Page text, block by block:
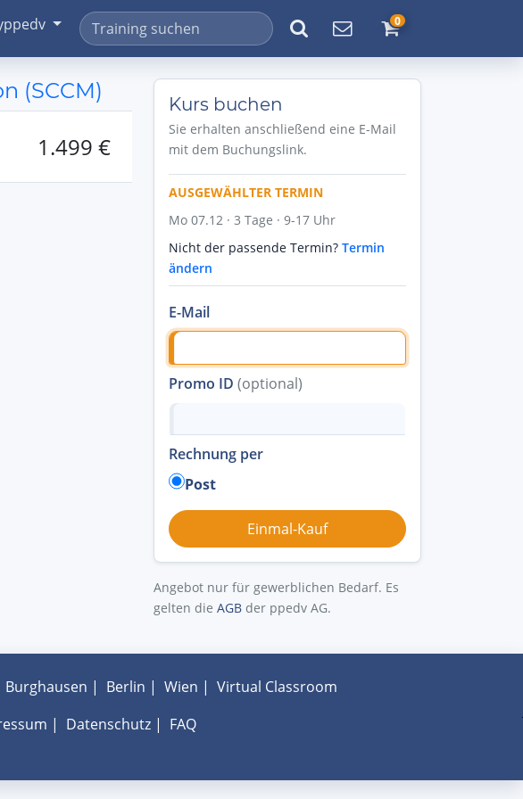
0
(SCCM)
1.499 €
Kurs buchen
Sie erhalten anschließend eine E-Mail
mit dem Buchungslink.
AUSGEWÄHLTER TERMIN
Mo 07.12 · 3 Tage · 9-17 Uhr
Nicht der passende Termin? Termin
ändern
E-Mail
Promo ID (optional)
Rechnung per
Post
Angebot nur für gewerblichen Bedarf. Es
gelten die AGB der ppedv AG.
Burghausen | Berlin | Wien | Virtual Classroom
| Datenschutz| FAQ